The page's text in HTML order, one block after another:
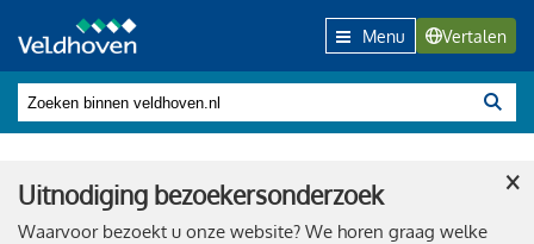
Menu Vertalen
Uitnodiging bezoekersonderzoek
Waarvoor bezoekt u onze website? We horen graag welke
×